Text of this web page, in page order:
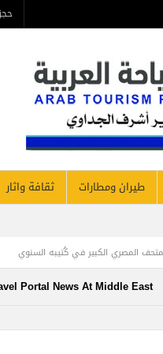
حجز غرف
ثقافة واثار
السنوي ” ويليام بولتون
Travel Portal News At